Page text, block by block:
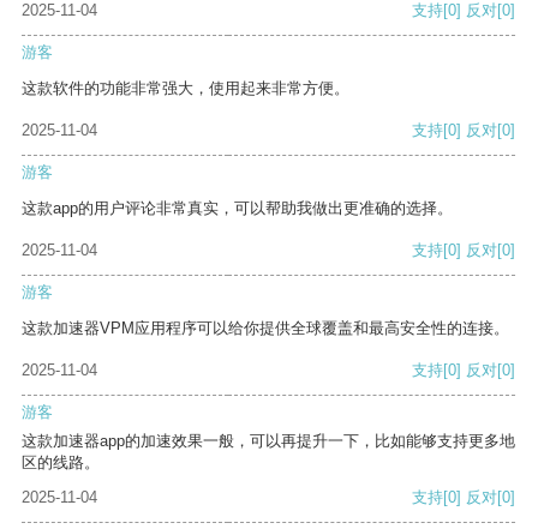
2025-11-04
支持[0] 反对[0]
游客
这款软件的功能非常强大，使用起来非常方便。
2025-11-04 支持[0] 反对[0]
游客
这款app的用户评论非常真实，可以帮助我做出更准确的选择。
2025-11-04 支持[0] 反对[0]
游客
这款加速器VPM应用程序可以给你提供全球覆盖和最高安全性的连接。
2025-11-04 支持[0] 反对[0]
游客
这款加速器app的加速效果一般，可以再提升一下，比如能够支持更多地
区的线路。
2025-11-04
支持[0] 反对[0]